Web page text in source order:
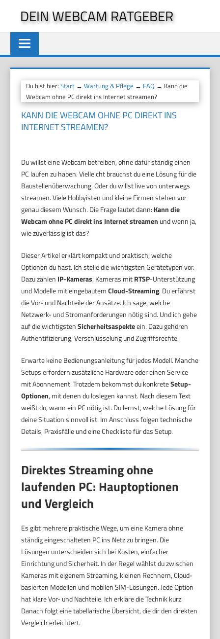
springen
DEIN WEBCAM RATGEBER
Du bist hier:Start →Wartung & Pflege → FAQ → Kann die
Webcam ohne PC direkt ins Internet streamen?
KANN DIE WEBCAM OHNE PC DIREKT INS
INTERNET STREAMEN?
Du willst eine Webcam betreiben, ohne dafür ständig einen
PC laufen zu haben. Vielleicht brauchst du eine Lösung für die
Baustellenüberwachung. Oder du willst live von unterwegs
streamen. Viele Hobbyisten und kleine Firmen stehen vor
genau diesem Wunsch. Die Frage lautet dann: Kann die
Webcam ohne PC direkt ins Internet streamen und wenn ja,
wie zuverlässig ist das?
Dieser Artikel erklärt kompakt und praktisch, welche
Optionen du hast. Ich stelle die wichtigsten Gerätetypen vor.
Dazu zählen IP-Kameras, Kameras mitRTSP-Unterstützung
und Modelle mit eingebautemCloud-Streaming. Du erfährst
die Vor- und Nachteile der Ansätze. Ich sage, welche
Netzwerk- und Stromanforderungen nötig sind. Und ich gehe
auf die wichtigstenSicherheitsaspekteein. Dazu gehören
Authentifizierung, Verschlüsselung und Zugriffsrechte.
Erwarte keine Bedienungsanleitung für jedes Modell. Manche
Setups erfordern zusätzliche Hardware oder einen Service
mit Abonnement. Trotzdem bekommst du konkreteSetup-
Optionen, mit denen du loslegen kannst. Nach diesem Text
weißt du, wann ein PC nötig ist. Du lernst, welche Lösung für
deine Situation sinnvoll ist. Im Anschluss folgen technische
Details, Praxisfälle und eine Checkliste für das Setup.
Direktes Streaming ohne
laufenden PC: Hauptoptionen
und Vergleich
Es gibt mehrere praktische Wege, um eine Kamera ohne
ständig eingeschalteten PC ins Netz zu bringen. Die
Lösungen unterscheiden sich bei Kosten, einfacher
Einrichtung und Sicherheit. In der Regel wählst du zwischen
Kameras mit eigenem Streaming, kleinen Rechnern, Cloud-
basierten Modellen und mobilen SIM-Lösungen. Jede Option
hat klare Vor- und Nachteile. Ich erkläre die Technik kurz.
Danach folgt eine tabellarische Übersicht, die dir den direkten
Vergleich erleichtert.